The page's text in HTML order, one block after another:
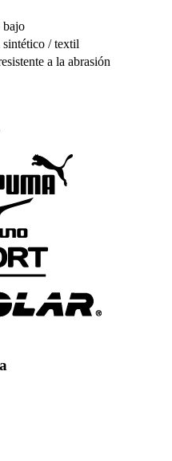
bajo
/ textil
a la abrasión